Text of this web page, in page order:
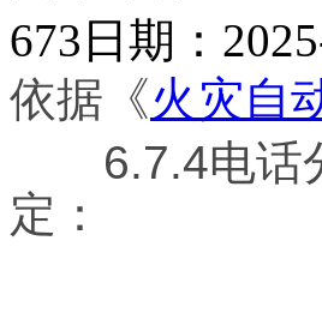
673 日期：
依据《火灾自
6.7.4电话分
定：